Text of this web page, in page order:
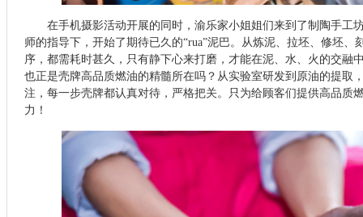
在手机摄影活动开展的同时，渝乐家小姐姐们来到了制陶手工
师的指导下，开始了期待已久的“rua”泥巴。 从炼泥、拉坯、修坯
序， 都需耗时甚久，只 有静下心来打磨，才能在泥、水、火的交融
也正是壳牌高品质燃油的精髓所在吗？从实验室研发到原油的提取
注，每一步壳牌都认真对待，严格把关。只为给顾客们提供高品质
力！